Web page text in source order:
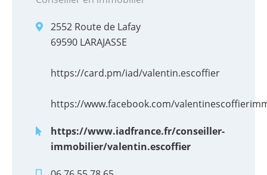
2552 Route de Lafay
69590 LARAJASSE
https://card.pm/iad/valentin.escoffier
https://www.facebook.com/
https://www.iadfrance.fr/conseiller-
immobilier/valentin.escoffier
La Mairie
Infos utiles
Vivre à Larajasse